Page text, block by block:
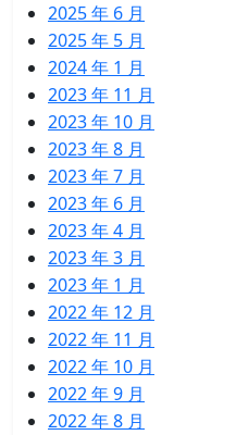
2025 年 6 月
2025 年 5 月
2024 年 1 月
2023 年 11 月
2023 年 10 月
2023 年 8 月
2023 年 7 月
2023 年 6 月
2023 年 4 月
2023 年 3 月
2023 年 1 月
2022 年 12 月
2022 年 11 月
2022 年 10 月
2022 年 9 月
2022 年 8 月